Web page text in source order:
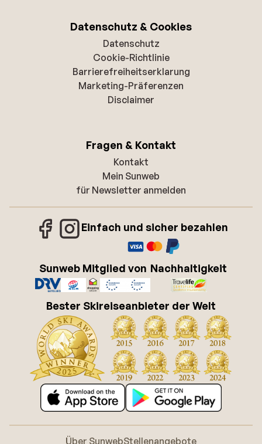
Datenschutz & Cookies
Datenschutz
Cookie-Richtlinie
Barrierefreiheitserklarung
Marketing-Präferenzen
Disclaimer
Fragen & Kontakt
Kontakt
Mein Sunweb
für Newsletter anmelden
Einfach und sicher bezahlen
Sunweb Mitglied von Nachhaltigkeit
Bester Skireiseanbieter der Welt
Über SunwebStellenangebote